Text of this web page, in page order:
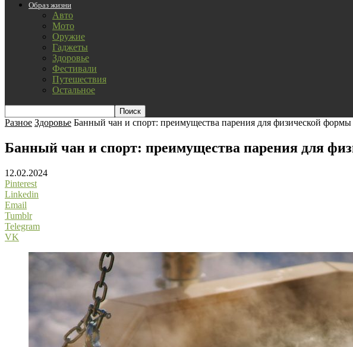
Образ жизни
Авто
Мото
Оружие
Гаджеты
Здоровье
Фестивали
Путешествия
Остальное
Разное Здоровье Банный чан и спорт: преимущества парения для физической
Банный чан и спорт: преимущества парения для
12.02.2024
Pinterest
Linkedin
Email
Tumblr
Telegram
VK